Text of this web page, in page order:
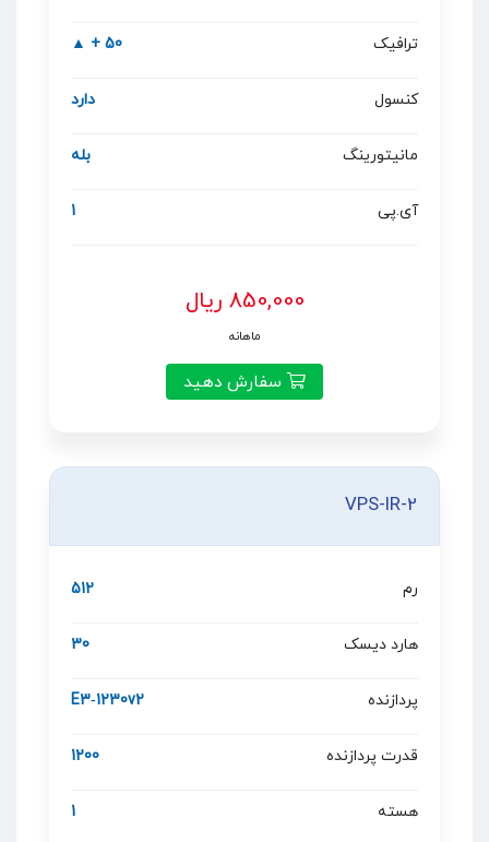
50 + ▲ ترافیک
دارد کنسول
بله مانیتورینگ
1 آی.پی
850,000 ریال
ماهانه
سفارش دهید
VPS-IR-2
512 رم
30 هارد دیسک
E3‐1230v2 پردازنده
1200 قدرت پردازنده
1 هسته